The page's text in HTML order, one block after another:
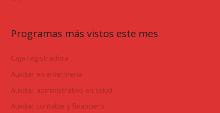
Programas más vistos este mes
Caja registradora
Auxiliar en enfermería
Auxiliar administrativo en salud
Auxiliar contable y financiero